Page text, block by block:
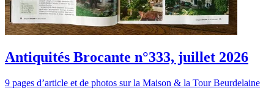
Antiquités Brocante n°333, juillet 2026
9 pages d’article et de photos sur la Maison & la Tour Beurdelaine